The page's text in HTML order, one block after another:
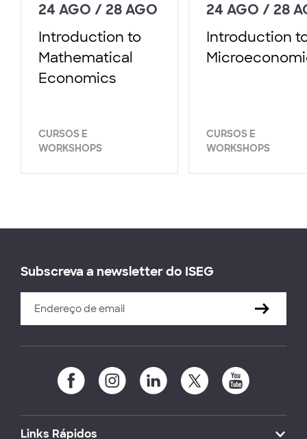
24 AGO / 28 AGO
Introduction to
Mathematical
Economics
CURSOS E
WORKSHOPS
24 AGO / 28
Introduction
CURSOS E
WORKSHOPS
Subscreva a newsletter do ISEG
Links Rápidos